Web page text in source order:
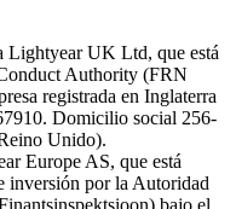
Lightyear UK Ltd, que está
Authority (FRN
registrada en Inglaterra
Domicilio social 256-
Unido).
Europe AS, que está
inversión por la Autoridad